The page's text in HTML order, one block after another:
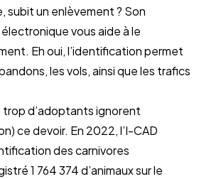
subit un enlèvement ? Son
vous aide à le
Eh oui, l’identification permet
les vols, ainsi que les trafics
d’adoptants ignorent
ce devoir. En 2022, l’I-CAD
des carnivores
1 764 374 d’animaux sur le